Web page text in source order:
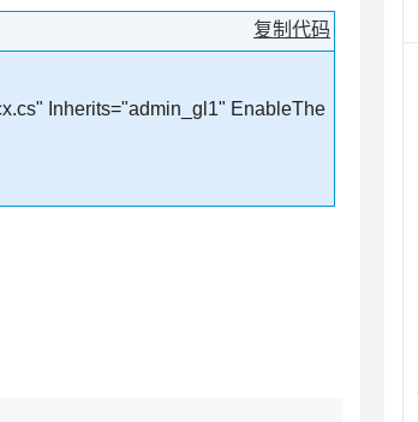
复制代码
Inherits="admin_gl1" EnableThe